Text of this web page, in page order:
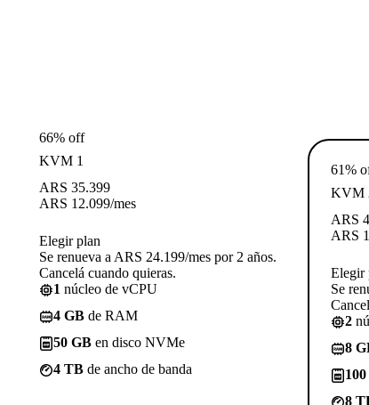
66% off
KVM 1
ARS 35.399
ARS 12.099/mes
Elegir plan
Se renueva a ARS 24.199/mes por 2 años.
Cancelá cuando quieras.
1 núcleo de vCPU
4 GB de RAM
50 GB en disco NVMe
4 TB de ancho de banda
61%
KVM
ARS
ARS
Elegir
Se
2
8
8